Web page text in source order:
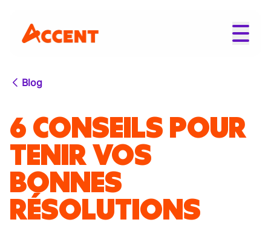
Blog
6 CONSEILS POUR
TENIR VOS
BONNES
RÉSOLUTIONS